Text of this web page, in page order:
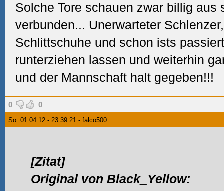
Solche Tore schauen zwar billig aus
verbunden... Unerwarteter
Schlittschuhe und schon ists
runterziehen lassen und weiterhin
und der Mannschaft halt gegeben!!!
0 0
So. 01.04.12 - 23:39:21 - falco500
[Zitat]
Original von Black_Yellow: